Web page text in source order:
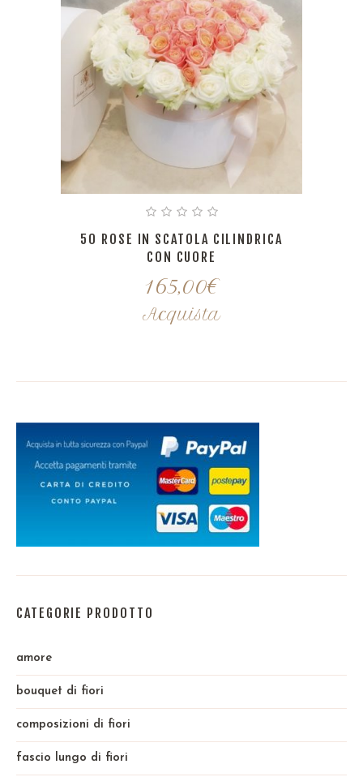
50 ROSE IN SCATOLA CILINDRICA
CON CUORE
165,00€
Acquista
CATEGORIE PRODOTTO
amore
bouquet di fiori
composizioni di fiori
fascio lungo di fiori